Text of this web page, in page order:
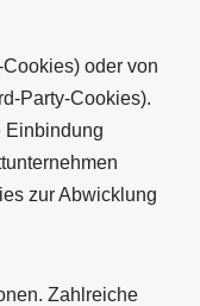
oder von
Party-Cookies).
Einbindung
zur Abwicklung
Zahlreiche